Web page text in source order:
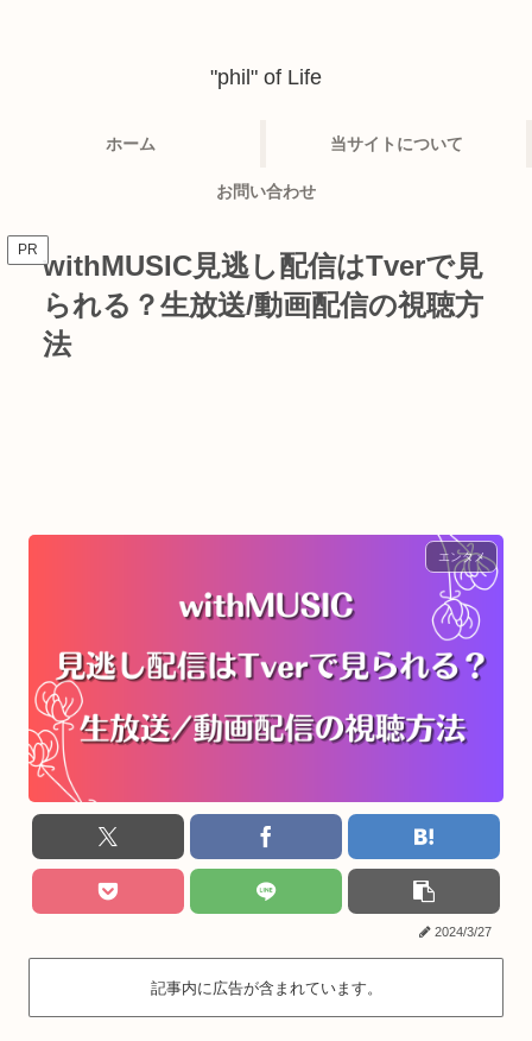
"phil" of Life
ホーム 当サイトについて
お問い合わせ
PR withMUSIC見逃し配信はTverで見
られる？生放送/動画配信の視聴方
法
エンタメ
2024/3/27
記事内に広告が含まれています。